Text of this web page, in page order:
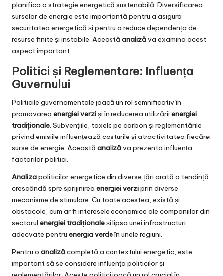
planifica o strategie energetică sustenabilă. Diversificarea
surselor de energie este importantă pentru a asigura
securitatea energetică și pentru a reduce dependența de
resurse finite și instabile. Această analizăva examina acest
aspect important.
Politici și Reglementare: Influența
Guvernului
Politicile guvernamentale joacă un rol semnificativ în
promovarea energiei verziși în reducerea utilizării energiei
tradiționale. Subvențiile, taxele pe carbon și reglementările
privind emisiile influențează costurile și atractivitatea fiecărei
surse de energie. Această analizăva prezenta influența
factorilor politici.
Analizapoliticilor energetice din diverse țări arată o tendință
crescândă spre sprijinirea energiei verziprin diverse
mecanisme de stimulare. Cu toate acestea, există și
obstacole, cum ar fi interesele economice ale companiilor din
sectorul energiei tradiționaleși lipsa unei infrastructuri
adecvate pentru energia verdeîn unele regiuni.
Pentru o analizăcompletă a contextului energetic, este
important să se considere influența politicilor și